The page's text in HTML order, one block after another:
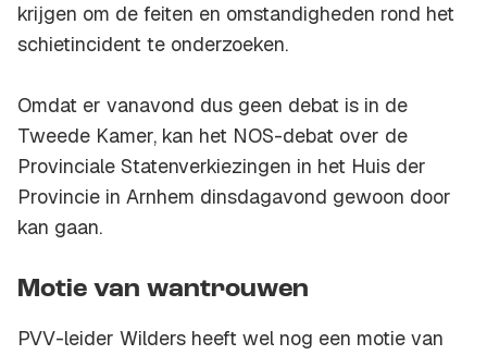
krijgen om de feiten en omstandigheden rond het
schietincident te onderzoeken.
Omdat er vanavond dus geen debat is in de
Tweede Kamer, kan het NOS-debat over de
Provinciale Statenverkiezingen in het Huis der
Provincie in Arnhem dinsdagavond gewoon door
kan gaan.
Motie van wantrouwen
PVV-leider Wilders heeft wel nog een motie van